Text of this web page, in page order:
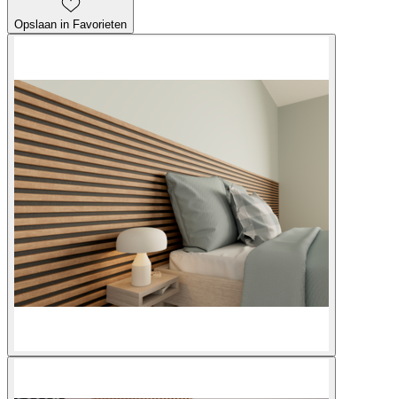
Opslaan in Favorieten